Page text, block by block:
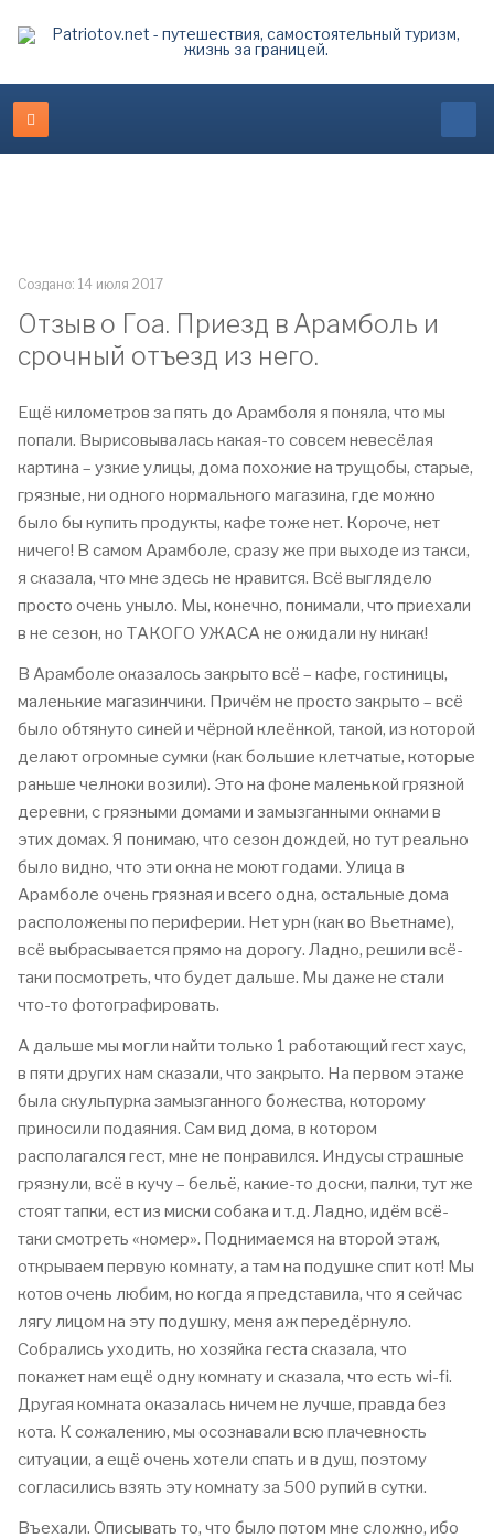
Создано: 14 июля 2017
Отзыв о Гоа. Приезд в Арамболь и
срочный отъезд из него.
Ещё километров за пять до Арамболя я поняла, что мы
попали. Вырисовывалась какая-то совсем невесёлая
картина – узкие улицы, дома похожие на трущобы, старые,
грязные, ни одного нормального магазина, где можно
было бы купить продукты, кафе тоже нет. Короче, нет
ничего! В самом Арамболе, сразу же при выходе из такси,
я сказала, что мне здесь не нравится. Всё выглядело
просто очень уныло. Мы, конечно, понимали, что приехали
в не сезон, но ТАКОГО УЖАСА не ожидали ну никак!
В Арамболе оказалось закрыто всё – кафе, гостиницы,
маленькие магазинчики. Причём не просто закрыто – всё
было обтянуто синей и чёрной клеёнкой, такой, из которой
делают огромные сумки (как большие клетчатые, которые
раньше челноки возили). Это на фоне маленькой грязной
деревни, с грязными домами и замызганными окнами в
этих домах. Я понимаю, что сезон дождей, но тут реально
было видно, что эти окна не моют годами. Улица в
Арамболе очень грязная и всего одна, остальные дома
расположены по периферии. Нет урн (как во Вьетнаме),
всё выбрасывается прямо на дорогу. Ладно, решили всё-
таки посмотреть, что будет дальше. Мы даже не стали
что-то фотографировать.
А дальше мы могли найти только 1 работающий гест хаус,
в пяти других нам сказали, что закрыто. На первом этаже
была скульпурка замызганного божества, которому
приносили подаяния. Сам вид дома, в котором
располагался гест, мне не понравился. Индусы страшные
грязнули, всё в кучу – бельё, какие-то доски, палки, тут же
стоят тапки, ест из миски собака и т.д. Ладно, идём всё-
таки смотреть «номер». Поднимаемся на второй этаж,
открываем первую комнату, а там на подушке спит кот! Мы
котов очень любим, но когда я представила, что я сейчас
лягу лицом на эту подушку, меня аж передёрнуло.
Собрались уходить, но хозяйка геста сказала, что
покажет нам ещё одну комнату и сказала, что есть wi-fi.
Другая комната оказалась ничем не лучше, правда без
кота. К сожалению, мы осознавали всю плачевность
ситуации, а ещё очень хотели спать и в душ, поэтому
согласились взять эту комнату за 500 рупий в сутки.
Въехали. Описывать то, что было потом мне сложно, ибо